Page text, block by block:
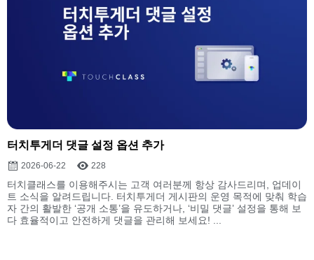
터치투게더 댓글 설정 옵션 추가
2026-06-22 228
터치클래스를 이용해주시는 고객 여러분께 항상 감사드리며, 업데이
트 소식을 알려드립니다. 터치투게더 게시판의 운영 목적에 맞춰 학습
자 간의 활발한 ‘공개 소통’을 유도하거나, ‘비밀 댓글’ 설정을 통해 보
다 효율적이고 안전하게 댓글을 관리해 보세요! ...